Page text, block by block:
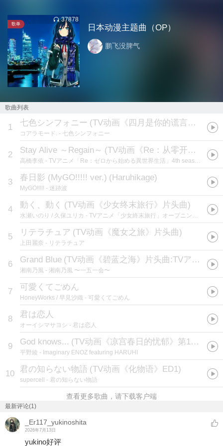
歌单
37878
日本动漫主题曲（OP）
鹏飞没脾气
歌曲列表
1 七色シンフォニー (TV动画《四月是你的谎言》片头曲
コアラモード. - 七色シンフォニー
2 Stay Alive ～Regain～ (TV动画《Re：从零开始的异世界生活 第四季》插曲
高橋李依 - TVアニメ「Re：ゼロから始める異世界生活」4th season挿入歌「Stay Alive ～Regain～」
3 春日影 (MyGO!!!!! ver.) (Haruhikage)
MyGO!!!!! - 迷跡波
4 動く、動く (TV动画《少女终末旅行》片头曲)
水瀬いのり / 久保ユリカ - TVアニメ「少女終末旅行」オープニングテーマ「動く、動く」 歌：チト（CV：水瀬いのり）、ユーリ（CV：久保ユリカ）
5 リテラチュア (TV动画《魔女之旅》片头曲)
上田麗奈 - リテラチュア
6 Grand Blue (TV动画《碧蓝之海》片头曲:TVアニメ『ぐらんぶる』オープニングテーマ
湘南乃風 - 湘南乃風 〜一五一会〜
7 可愛くてごめん
HoneyWorks / 早見沙織 - 可愛くてごめん
8 君は恋人
オーイシマサヨシ - 君は恋人
9 God knows... (TV动画《凉宫春日的忧郁》第12集插曲
平野綾 - Imaginary ENOZ featuring HARUHI
10 君の知らない物語 (TV动画《化物语》ED1)
supercell - 君の知らない物語
查看更多歌曲，请下载客户端
最新评论(1)
_Er117_yukinoshita
2026年7月13日
yukino好评